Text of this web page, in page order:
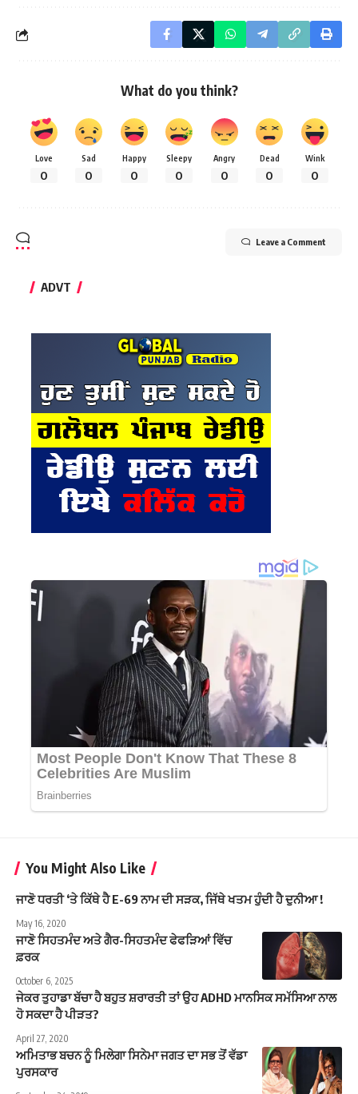
What do you think?
Love
0
Sad
0
Happy
0
Sleepy
0
Angry
0
Dead
0
Wink
0
Leave a Comment
ADVT
You Might Also Like
ਜਾਣੋ ਧਰਤੀ ‘ਤੇ ਕਿੱਥੇ ਹੈ E-69 ਨਾਮ ਦੀ ਸੜਕ, ਜਿੱਥੇ ਖਤਮ ਹੁੰਦੀ ਹੈ ਦੁਨੀਆ !
May 16, 2020
ਜਾਣੋ ਸਿਹਤਮੰਦ ਅਤੇ ਗੈਰ-ਸਿਹਤਮੰਦ ਫੇਫੜਿਆਂ ਵਿੱਚ
ਫ਼ਰਕ
October 6, 2025
ਜੇਕਰ ਤੁਹਾਡਾ ਬੱਚਾ ਹੈ ਬਹੁਤ ਸ਼ਰਾਰਤੀ ਤਾਂ ਉਹ ADHD ਮਾਨਸਿਕ ਸਮੱਸਿਆ ਨਾਲ
ਹੋ ਸਕਦਾ ਹੈ ਪੀੜਤ?
April 27, 2020
ਅਮਿਤਾਭ ਬਚਨ ਨੂੰ ਮਿਲੇਗਾ ਸਿਨੇਮਾ ਜਗਤ ਦਾ ਸਭ ਤੋਂ ਵੱਡਾ
ਪੁਰਸਕਾਰ